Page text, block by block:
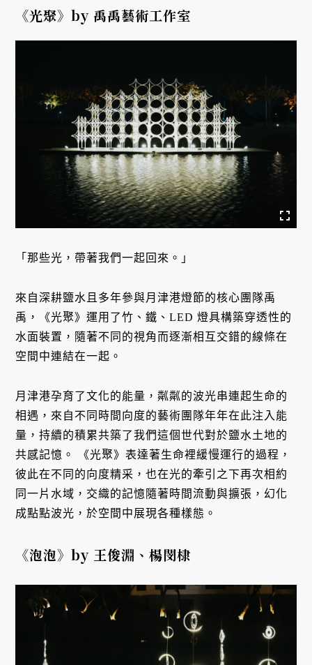
《光聚》by 禹禹藝術工作室
「那些光，帶著我們一起回來。」
來自深耕鹽水且多年參與月津港燈節的核心團隊禹
禹，《光聚》運用了竹、鐵、LED 燈具構築穿透性的
水面裝置，隨著不同的視角而逐漸相互交錯的線條在
空間中連結在一起。
月津港孕育了文化的能量，粼粼的波光串連起生命的
相遇，來自不同時間向度的藝術團隊年年在此注入能
量，持續的積累共築了我們這個世代對於鹽水土地的
共感記憶。 《光聚》表達著生命裡緩慢運行的過程，
彼此在不同的向度精采，也在光的牽引之下再次相約
同一片水域，交織的記憶隨著時間流動與擴張，幻化
成點點波光，於空間中展現各種樣態。
《泡泡》by 王俊淵、楊閔棣